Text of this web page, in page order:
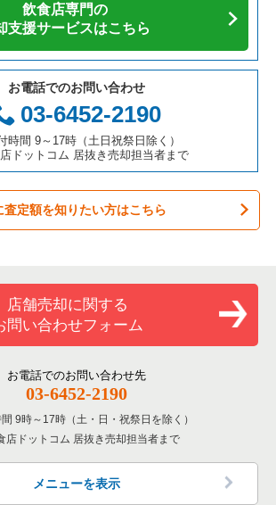
却物件の案件一覧
抜き売却物件の案件一覧
リの居抜き売却物件の案件一覧
スナックの居抜き売却物件の案件一覧
物件の案件一覧
グバーの居抜き売却物件の案件一覧
物件の案件一覧
却物件の案件一覧
居抜き売却物件の案件一覧
居抜き売却物件の案件一覧
居抜き売却物件の案件一覧
居抜き売却物件の案件一覧
の居抜き売却物件の案件一覧
店の居抜き売却物件の案件一覧
居抜き売却物件の案件一覧
居抜き売却物件の案件一覧
飲食店の居抜き売却物件の案件一覧
飲食店の居抜き売却物件の案件一覧
居抜き売却物件の案件一覧
抜き売却物件の案件一覧
居抜き売却物件の案件一覧
抜き売却物件の案件一覧
・お好み焼の居抜き売却物件の案件一覧
理の居抜き売却物件の案件一覧
居抜き売却物件の案件一覧
ウトの居抜き売却物件の案件一覧
惣菜・デリの居抜き売却物件の案件一覧
抜き売却物件の案件一覧
ダイニングバーの居抜き売却物件の案件一覧
抜き売却物件の案件一覧
抜き売却物件の案件一覧
居抜き売却物件の案件一覧
理の居抜き売却物件の案件一覧
居抜き売却物件の案件一覧
ウトの居抜き売却物件の案件一覧
・パブ・スナックの居抜き売却物件の案件一
抜き売却物件の案件一覧
ダイニングバーの居抜き売却物件の案件一覧
抜き売却物件の案件一覧
居抜き売却物件の案件一覧
飲食店専門の
支援サービスはこちら
お電話でのお問い合わせ
03-6452-2190
時間 9～17時（土日祝祭日除く）
ドットコム 居抜き売却担当者まで
査定額を知りたい方はこちら
店舗売却に関する
問い合わせフォーム
お電話でのお問い合わせ先
03-6452-2190
9時～17時（土・日・祝祭日を除く）
店ドットコム 居抜き売却担当者まで
メニューを表示